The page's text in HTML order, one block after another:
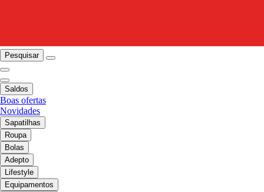
Pesquisar
Saldos
Boas ofertas
Novidades
Sapatilhas
Roupa
Bolas
Adepto
Lifestyle
Equipamentos